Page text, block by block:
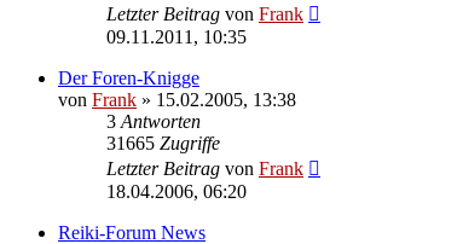
Letzter Beitrag von Frank
09.11.2011, 10:35
Der Foren-Knigge
von Frank » 15.02.2005, 13:38
3 Antworten
31665 Zugriffe
Letzter Beitrag von Frank
18.04.2006, 06:20
Reiki-Forum News